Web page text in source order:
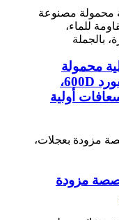
محمولة
مصنوعة من قماش أكسفورد 600D،
أولية
مزودة